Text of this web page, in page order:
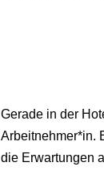
Gerade in der
Arbeitnehmer*in.
die Erwartungen